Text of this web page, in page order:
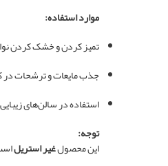
موارد استفاده:
تمیز کردن و خشک کردن
جذب مایعات و ترشحات در
استفاده در سالن‌های
توجه:
این محصولغیر استریل